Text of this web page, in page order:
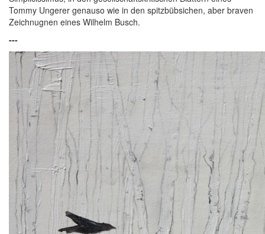
Tommy Ungerer genauso wie in den spitzbübsichen, aber braven
Zeichnugnen eines Wilhelm Busch.
---